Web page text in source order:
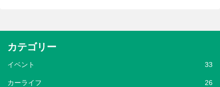
カテゴリー
イベント 33
カーライフ 26